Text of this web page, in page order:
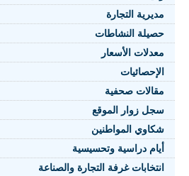
2021
التجارة
النشاطات
الأسعار
صحفية
زوار الموقع
المواطنين
دراسية وتحسيسية
غرفة التجارة والصناعة